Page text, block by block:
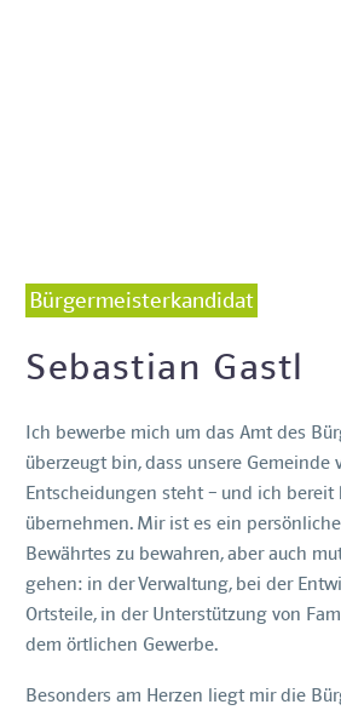
Bürgermeisterkandidat
Sebastian Gastl
Ich bewerbe mich um das Amt des
überzeugt bin, dass unsere Gemeinde
Entscheidungen steht – und ich bereit
übernehmen. Mir ist es ein
Bewährtes zu bewahren, aber auch
gehen: in der Verwaltung, bei der
Ortsteile, in der Unterstützung von
dem örtlichen Gewerbe.
Besonders am Herzen liegt mir die